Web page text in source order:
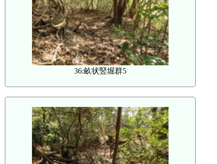
36:畝状竪堀群5